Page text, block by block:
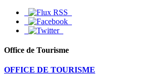
Office de Tourisme
OFFICE DE TOURISME